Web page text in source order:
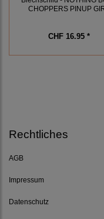
CHOPPERS PINUP
CHF 16.95 *
Rechtliches
AGB
Impressum
Datenschutz